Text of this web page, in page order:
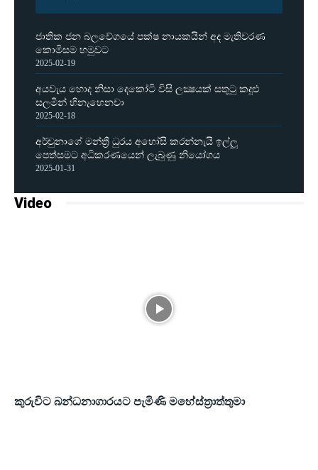
ජාතික ජන බලවේගයේ පක්ෂ නායකයින් අද මැතිවරණ
කොමිසම හමුවට
2025-02-19
අයවැය හොද නිසා දෙකෝටි විසි ලක්‍ෂයක් සතුටු කදුළු
සලමින් හිනැහෙනවා
2025-02-18
අර්චුනාගේ මන්ත්‍රී ධුරය අහෝසි කරන්නැයි ඉල්ලූ
පෙත්සමට අධිකරණයෙන් ලැබුණු නියෝගය
2025-01-31
Video
කුරුවිට බන්ධනාගාරයට පැමිණි මහේස්ත්‍රාත්තුමා